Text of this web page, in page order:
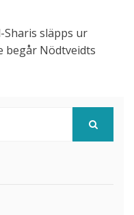
Sharis släpps ur
begår Nödtveidts